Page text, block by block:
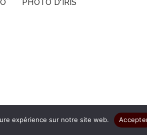
PHOTO D'IRIS
pour que vos images
expérience sur notre site web.